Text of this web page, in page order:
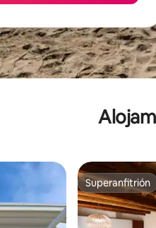
Superanfitrión
Superanfitrión